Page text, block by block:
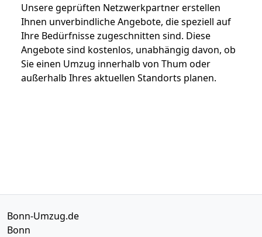
Unsere geprüften Netzwerkpartner erstellen
Ihnen unverbindliche Angebote, die speziell auf
Ihre Bedürfnisse zugeschnitten sind. Diese
Angebote sind kostenlos, unabhängig davon, ob
Sie einen Umzug innerhalb von Thum oder
außerhalb Ihres aktuellen Standorts planen.
Bonn-Umzug.de
Bonn